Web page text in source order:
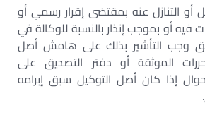
أو التنازل عنه بمقتضى إقرار رسمي أو
أو بموجب إنذار بالنسبة للوكالة في
وجب التأشير بذلك على هامش أصل
الموثقة أو دفتر التصديق على
إذا كان أصل التوكيل سبق إبرامه